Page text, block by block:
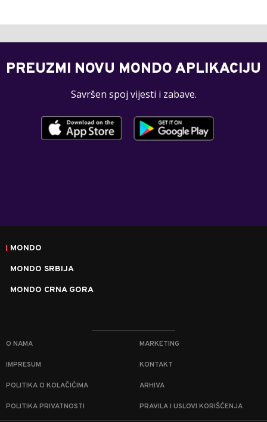
PREUZMI NOVU MONDO APLIKACIJU
Savršen spoj vijesti i zabave.
MONDO
MONDO SRBIJA
MONDO CRNA GORA
O NAMA MARKETING
IMPRESUM KONTAKT
POLITIKA O KOLAČIĆIMA ARHIVA
POLITIKA PRIVATNOSTI PRAVILA I USLOVI KORIŠĆENJA